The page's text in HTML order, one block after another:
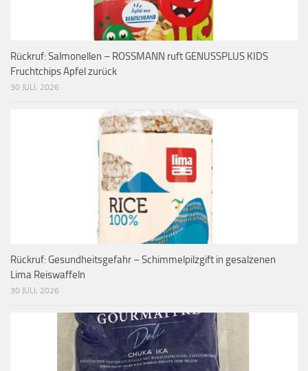
Rückruf: Salmonellen – ROSSMANN ruft GENUSSPLUS KIDS
Fruchtchips Apfel zurück
30 JULI, 2026
Rückruf: Gesundheitsgefahr – Schimmelpilzgift in gesalzenen
Lima Reiswaffeln
30 JULI, 2026